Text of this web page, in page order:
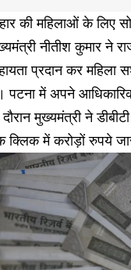
की महिलाओं के लिए
नीतीश कुमार ने
प्रदान कर महिला
पटना में अपने
मुख्यमंत्री ने
क्लिक में करोड़ों रुपये